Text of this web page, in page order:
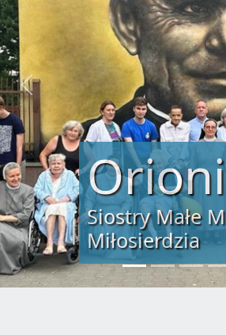
Siostry Małe
Miłosierdzia
Previous